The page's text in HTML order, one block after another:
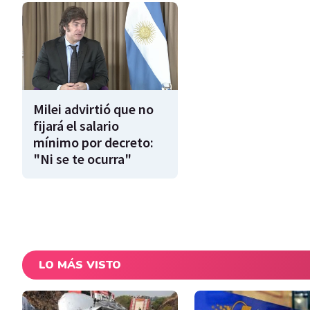
Milei advirtió que no
fijará el salario
mínimo por decreto:
"Ni se te ocurra"
LO MÁS VISTO